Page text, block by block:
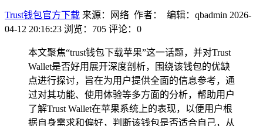
Trust钱包官方下载 来源：网络 作者： 编辑：qbadmin 2026-
04-12 20:16:23 浏览：705 评论：0
本文聚焦“trust钱包下载苹果”这一话题，并对Trust
Wallet是否好用展开深度剖析，围绕该钱包的优缺
点进行探讨，旨在为用户提供全面的信息参考，通
过对其功能、使用体验等多方面的分析，帮助用户
了解Trust Wallet在苹果系统上的表现，以便用户根
据自身需求和偏好，判断该钱包是否适合自己，从